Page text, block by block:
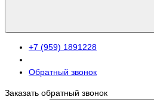
+7 (959) 1891228
Обратный звонок
Заказать обратный звонок